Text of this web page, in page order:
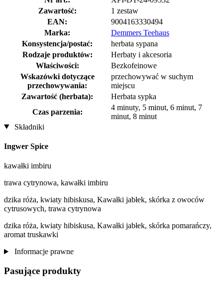
Zawartość:
1 zestaw
EAN:
9004163330494
Marka:
Demmers Teehaus
Konsystencja/postać:
herbata sypana
Rodzaje produktów:
Herbaty i akcesoria
Właściwości:
Bezkofeinowe
Wskazówki dotyczące
przechowywania:
przechowywać w suchym
miejscu
Zawartość (herbata):
Herbata sypka
Czas parzenia:
4 minuty, 5 minut, 6 minut, 7
minut, 8 minut
Składniki
Ingwer Spice
kawałki imbiru
trawa cytrynowa, kawałki imbiru
dzika róża, kwiaty hibiskusa, Kawałki jabłek, skórka z owoców
cytrusowych, trawa cytrynowa
dzika róża, kwiaty hibiskusa, Kawałki jabłek, skórka pomarańczy,
aromat truskawki
Informacje prawne
Pasujące produkty